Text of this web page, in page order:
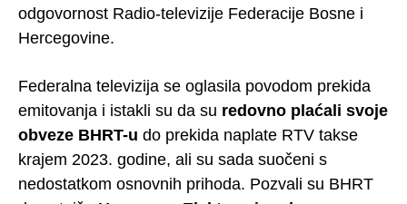
odgovornost Radio-televizije Federacije Bosne i
Hercegovine.
Federalna televizija se oglasila povodom prekida
emitovanja i istakli su da su redovno plaćali svoje
obveze BHRT-u do prekida naplate RTV takse
krajem 2023. godine, ali su sada suočeni s
nedostatkom osnovnih prihoda. Pozvali su BHRT